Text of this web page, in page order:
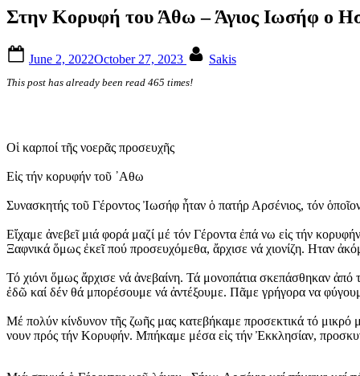
Στην Κορυφή του Άθω – Άγιος Ιωσήφ ο
on
June 2, 2022October 27, 2023 Sakis
This post has already been read 465 times!
Οἱ καρποί τῆς νοερᾶς προσευχῆς
Εἰς τήν κορυφήν τοῦ ᾿Αθω
Συνασκητής τοῦ Γέροντος Ἰωσήφ ἦταν ὁ πατήρ Αρσένιος, τόν
Εἴχαμε ἀνεβεῖ μιά φορά μαζί μέ τόν Γέροντα ἐπά νω εἰς τήν
Ξαφνικά ὅμως ἐκεῖ πού προσευχόμεθα, ἄρχισε νά χιονίζη. Ηταν
Τό χιόνι ὅμως ἄρχισε νά ἀνεβαίνη. Τά μονοπάτια σκεπάσθηκαν
ἐδῶ καί δέν θά μπορέσουμε νά ἀντέξουμε. Πᾶμε γρήγορα να
Μέ πολύν κίνδυνον τῆς ζωῆς μας κατεβήκαμε προσεκτικά τό μικρό
νουν πρός τήν Κορυφήν. Μπήκαμε μέσα εἰς τήν Ἐκκλησίαν,